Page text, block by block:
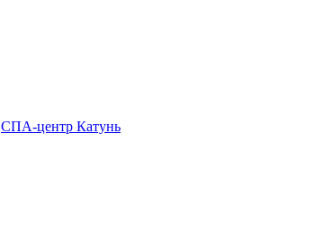
СПА-центр Катунь